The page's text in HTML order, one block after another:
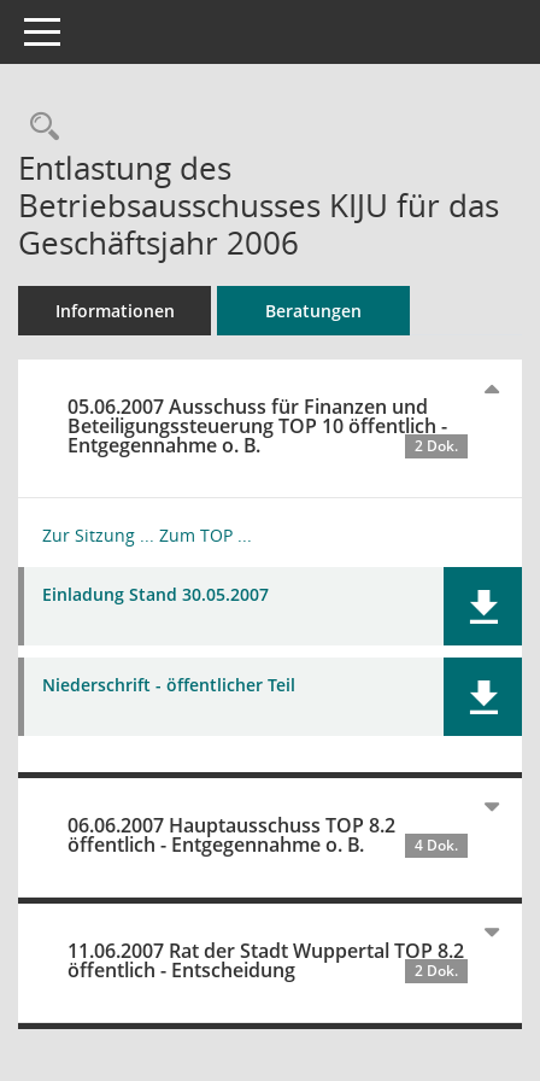
Toggle navigation
Rechercheauswahl
Entlastung des
Betriebsausschusses KIJU für das
Geschäftsjahr 2006
Informationen Beratungen
05.06.2007 Ausschuss für Finanzen und
Beteiligungssteuerung TOP 10 öffentlich -
Entgegennahme o. B. 2 Dok.
Zur Sitzung ... Zum TOP ...
Einladung Stand 30.05.2007
Niederschrift - öffentlicher Teil
06.06.2007 Hauptausschuss TOP 8.2
öffentlich - Entgegennahme o. B. 4 Dok.
11.06.2007 Rat der Stadt Wuppertal TOP 8.2
öffentlich - Entscheidung 2 Dok.